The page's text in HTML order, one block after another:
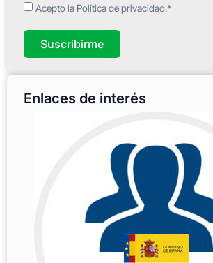
Acepto la Política de privacidad.*
Suscribirme
Enlaces de interés